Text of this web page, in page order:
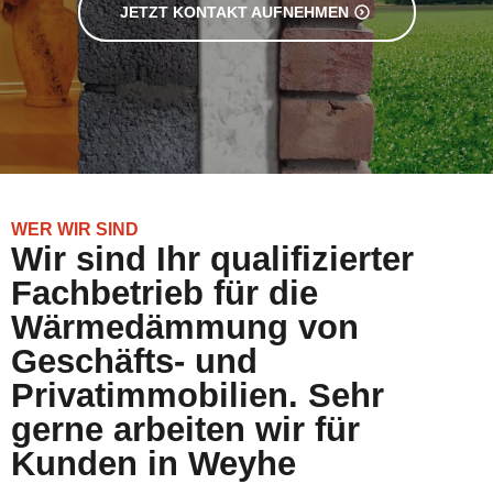
JETZT KONTAKT AUFNEHMEN
WER WIR SIND
Wir sind Ihr qualifizierter
Fachbetrieb für die
Wärmedämmung von
Geschäfts- und
Privatimmobilien. Sehr
gerne arbeiten wir für
Kunden in Weyhe